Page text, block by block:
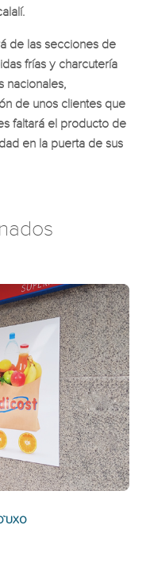
de las secciones de
frías y charcutería
nacionales,
de unos clientes que
faltará el producto de
en la puerta de sus